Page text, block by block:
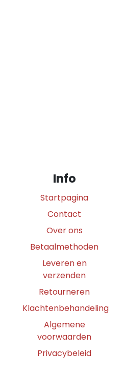
Info
Startpagina
Contact
Over ons
Betaalmethoden
Leveren en
verzenden
Retourneren
Klachtenbehandeling
Algemene
voorwaarden
Privacybeleid